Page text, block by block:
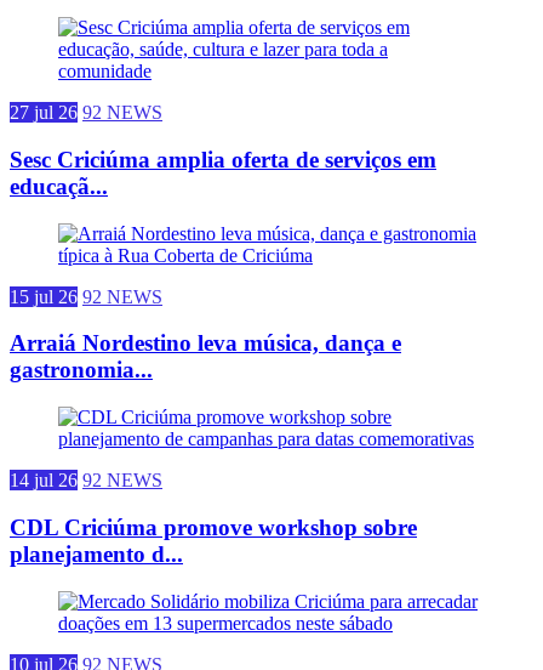
27 jul 26 92 NEWS
Sesc Criciúma amplia oferta de serviços em
educaçã...
15 jul 26 92 NEWS
Arraiá Nordestino leva música, dança e
gastronomia...
14 jul 26 92 NEWS
CDL Criciúma promove workshop sobre
planejamento d...
10 jul 26 92 NEWS